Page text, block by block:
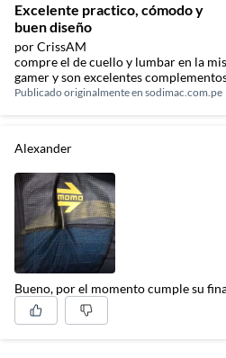
Excelente practico, cómodo y
buen diseño
por CrissAM
compre el de cuello y lumbar en la
gamer y son excelentes
Publicado originalmente en sodimac.com.pe
Alexander
Bueno, por el momento cumple su